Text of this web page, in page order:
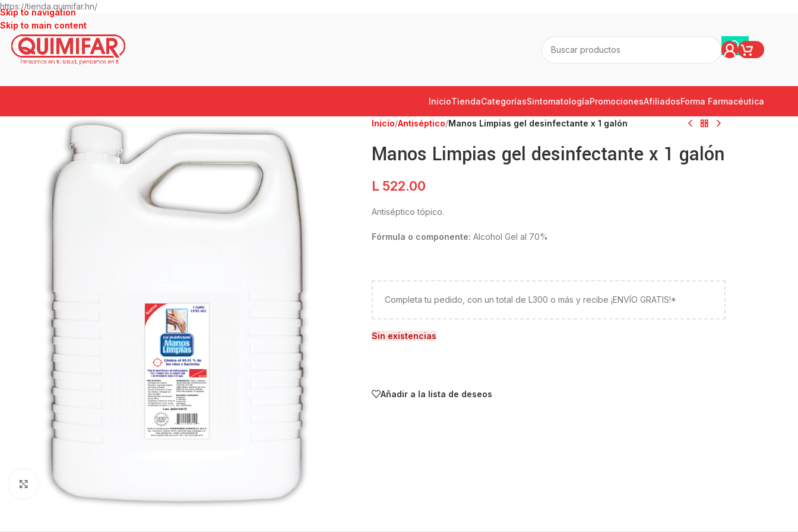
https://tienda.quimifar.hn/
Skip to navigation
Skip to main content
InicioTiendaCategoríasSintomatologíaPromocionesAfiliadosForma Farmacéutica
Clic para ampliar
Inicio/Antiséptico/Manos Limpias gel desinfectante x 1 galón
Manos Limpias gel desinfectante x 1 galón
L 522.00
Antiséptico tópico.
Fórmula o componente: Alcohol Gel al 70%
Completa tu pedido, con un total de L300 o más y recibe ¡ENVÍO GRATIS!*
Sin existencias
Añadir a la lista de deseos